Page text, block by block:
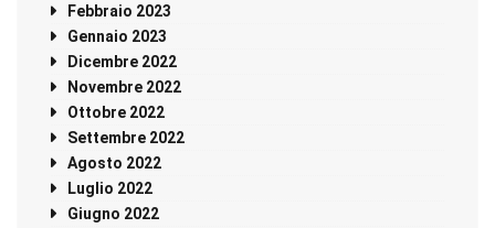
Febbraio 2023
Gennaio 2023
Dicembre 2022
Novembre 2022
Ottobre 2022
Settembre 2022
Agosto 2022
Luglio 2022
Giugno 2022